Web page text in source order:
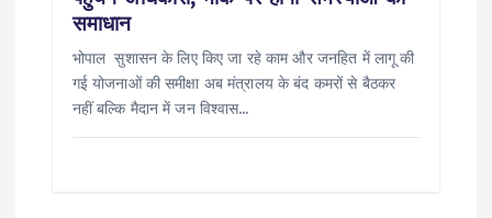
समाधान
भोपाल सुशासन के लिए किए जा रहे काम और जनहित में लागू की
गई योजनाओं की समीक्षा अब मंत्रालय के बंद कमरों से बैठकर
नहीं बल्कि मैदान में जन विश्वास…